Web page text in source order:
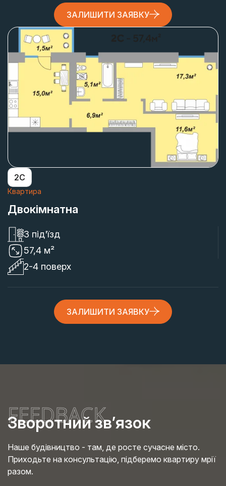
ЗАЛИШИТИ ЗАЯВКУ
2С
Квартира
Двокімнатна
3 під'їзд
57,4 м²
2-4 поверх
ЗАЛИШИТИ ЗАЯВКУ
FEEDBACK
Зворотний зв’язок
Наше будівництво - там, де росте сучасне місто.
Приходьте на консультацію, підберемо квартиру мрії
разом.